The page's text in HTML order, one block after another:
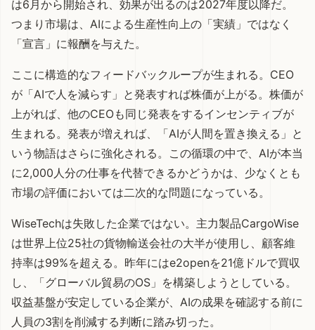
は6月から開始され、効果が出るのは2027年度以降だ。
つまり市場は、AIによる生産性向上の「実績」ではなく
「宣言」に報酬を与えた。
ここに構造的なフィードバックループが生まれる。CEO
が「AIで人を減らす」と発表すれば株価が上がる。株価が
上がれば、他のCEOも同じ発表をするインセンティブが
生まれる。発表が増えれば、「AIが人間を置き換える」と
いう物語はさらに強化される。この循環の中で、AIが本当
に2,000人分の仕事を代替できるかどうかは、少なくとも
市場の評価においては二次的な問題になっている。
WiseTechは失敗した企業ではない。主力製品CargoWise
は世界上位25社の貨物輸送会社の大半が使用し、顧客維
持率は99%を超える。昨年にはe2openを21億ドルで買収
し、「グローバル貿易のOS」を構築しようとしている。
収益基盤が安定している企業が、AIの成果を確認する前に
人員の3割を削減する判断に踏み切った。